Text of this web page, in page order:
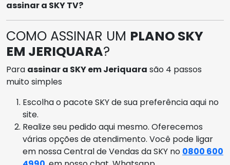
assinar a SKY TV?
COMO ASSINAR UM PLANO SKY
EM JERIQUARA?
Para assinar a SKY em Jeriquara são 4 passos
muito simples
Escolha o pacote SKY de sua preferência aqui no
site.
Realize seu pedido aqui mesmo. Oferecemos
várias opções de atendimento. Você pode ligar
em nossa Central de Vendas da SKY no 0800 600